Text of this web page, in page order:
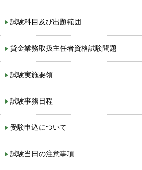
試験科目及び出題範囲
貸金業務取扱主任者資格試験問題
試験実施要領
試験事務日程
受験申込について
試験当日の注意事項